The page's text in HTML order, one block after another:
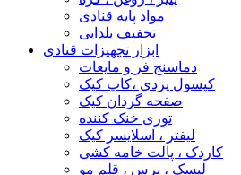
مواد پایه قنادی
تخفیف یلدایی
ابزار تجهیزات قنادی
دماسنج فر و مایعات
کپسول یزدی ،کاپ کیک
صفحه گردان کیک
توری خنک کننده
لیفتر ، اسلایسر کیک
کاردک ، پالت خامه کشی
لیسک ، برس ، قلم مو